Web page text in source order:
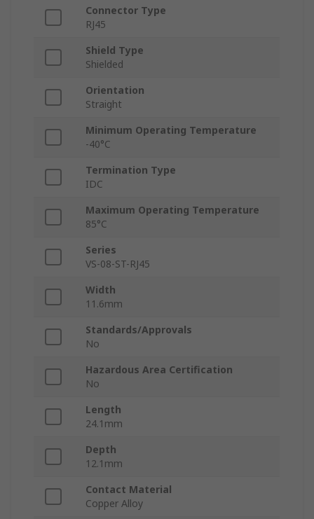
Connector Type
RJ45
Shield Type
Shielded
Orientation
Straight
Minimum Operating Temperature
-40°C
Termination Type
IDC
Maximum Operating Temperature
85°C
Series
VS-08-ST-RJ45
Width
11.6mm
Standards/Approvals
No
Hazardous Area Certification
No
Length
24.1mm
Depth
12.1mm
Contact Material
Copper Alloy